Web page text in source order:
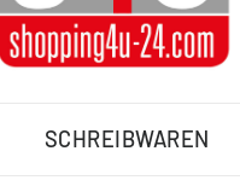
SCHREIBWAREN